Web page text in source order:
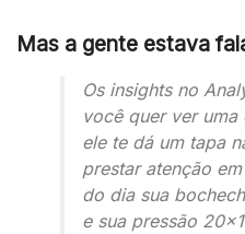
Mas a gente estava
Os insights no
você quer ver uma
ele te dá um tapa
prestar atenção
do dia sua
e sua pressão